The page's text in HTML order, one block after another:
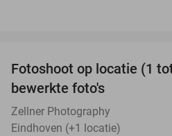
TODAY
Fotoshoot op locatie (1
bewerkte foto's
Zellner Photography
Eindhoven (+1 locatie)